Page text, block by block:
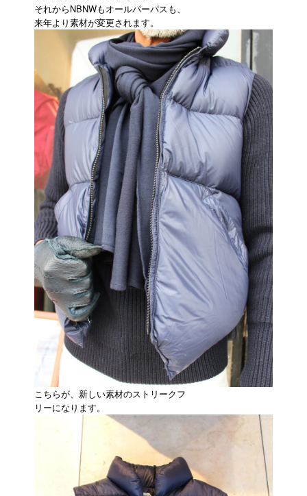
それからNBNWもオールパーパスも、
来年より素材が変更されます。
こちらが、新しい素材のストリークフ
リーになります。